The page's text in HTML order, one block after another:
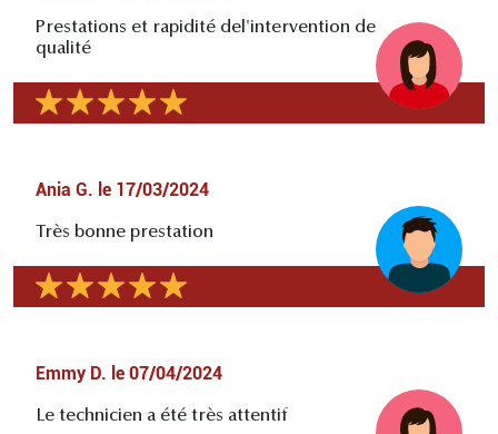
Prestations et rapidité del'intervention de
qualité
Ania G. le 17/03/2024
Très bonne prestation
Emmy D. le 07/04/2024
Le technicien a été très attentif